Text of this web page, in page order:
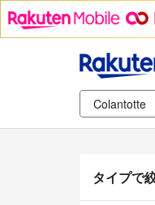
タイプで